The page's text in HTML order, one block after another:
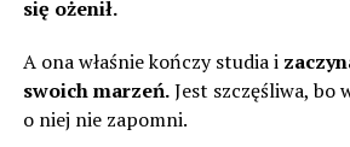
się ożenił.
A ona właśnie kończy studia i
swoich marzeń.Jest szczęśliwa, bo
o niej nie zapomni.